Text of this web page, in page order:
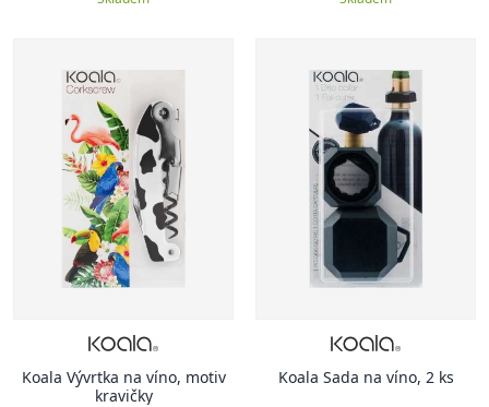
Koala Vývrtka na víno, motiv
kravičky
Koala Sada na víno, 2 ks